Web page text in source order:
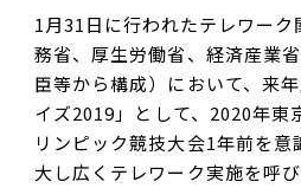
1月31日に行われたテレワー
務省、厚生労働省、経済産業
臣等から構成）において、来
イズ2019」として、2020年東
リンピック競技大会1年前を
大し広くテレワーク実施を呼